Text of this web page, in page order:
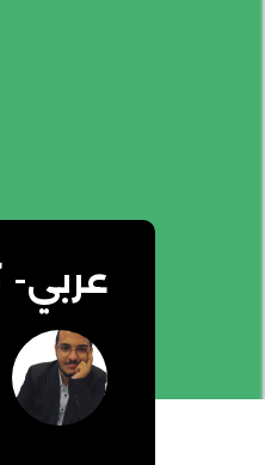
عربي-